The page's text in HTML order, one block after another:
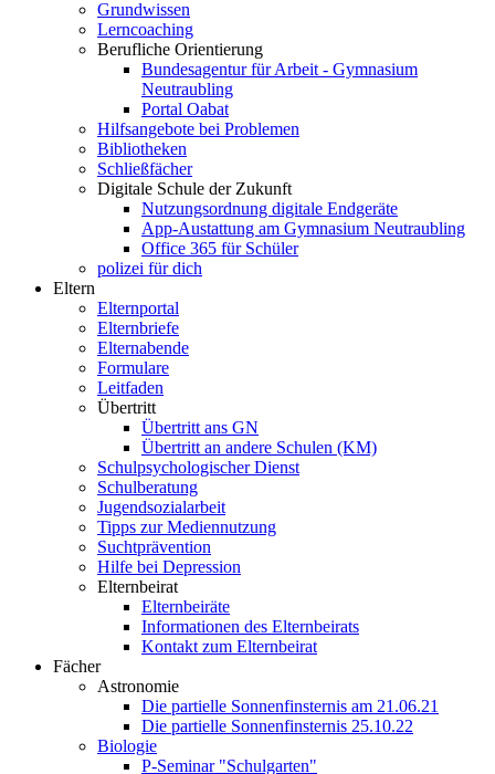
Grundwissen
Lerncoaching
Berufliche Orientierung
Bundesagentur für Arbeit - Gymnasium
Neutraubling
Portal Oabat
Hilfsangebote bei Problemen
Bibliotheken
Schließfächer
Digitale Schule der Zukunft
Nutzungsordnung digitale Endgeräte
App-Austattung am Gymnasium Neutraubling
Office 365 für Schüler
polizei für dich
Eltern
Elternportal
Elternbriefe
Elternabende
Formulare
Leitfaden
Übertritt
Übertritt ans GN
Übertritt an andere Schulen (KM)
Schulpsychologischer Dienst
Schulberatung
Jugendsozialarbeit
Tipps zur Mediennutzung
Suchtprävention
Hilfe bei Depression
Elternbeirat
Elternbeiräte
Informationen des Elternbeirats
Kontakt zum Elternbeirat
Fächer
Astronomie
Die partielle Sonnenfinsternis am 21.06.21
Die partielle Sonnenfinsternis 25.10.22
Biologie
P-Seminar "Schulgarten"